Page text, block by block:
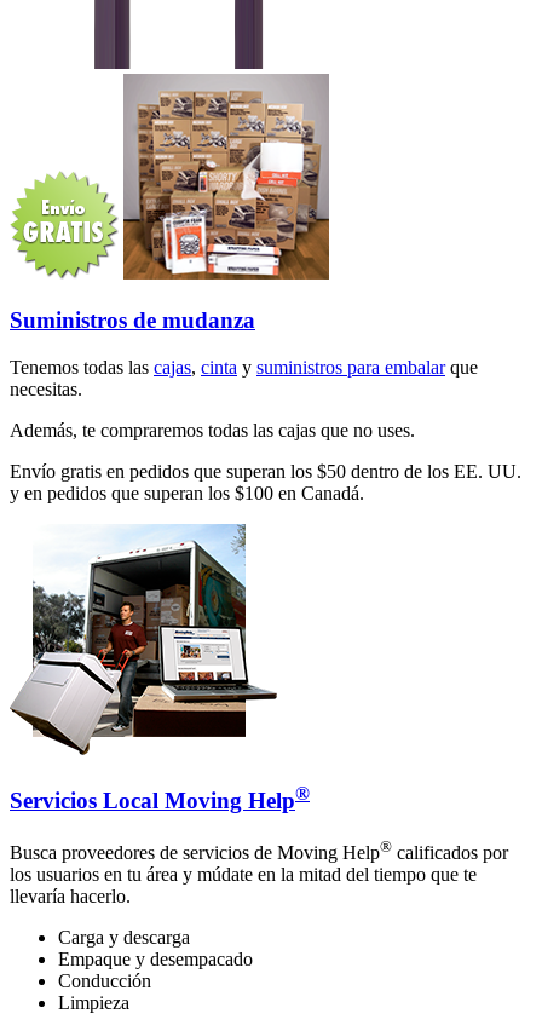
Suministros de mudanza
Tenemos todas las cajas, cinta y suministros para embalarque
necesitas.
Además, te compraremos todas las cajas que no uses.
Envío gratis en pedidos que superan los $50 dentro de los EE. UU.
y en pedidos que superan los $100 en Canadá.
Servicios Local Moving Help®
Busca proveedores de servicios de Moving Help® calificados por
los usuarios en tu área y múdate en la mitad del tiempo que te
llevaría hacerlo.
Carga y descarga
Empaque y desempacado
Conducción
Limpieza